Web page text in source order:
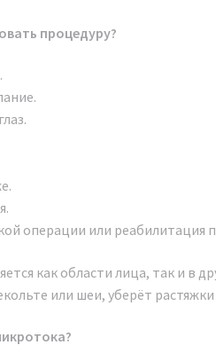
процедуру?
операции или реабилитация
как области лица, так и в
или шеи, уберёт